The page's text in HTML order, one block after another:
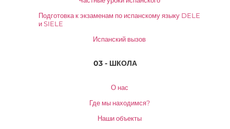
Подготовка к экзаменам по испанскому языку DELE
и SIELE
Испанский вызов
03 - ШКОЛА
О нас
Где мы находимся?
Наши объекты